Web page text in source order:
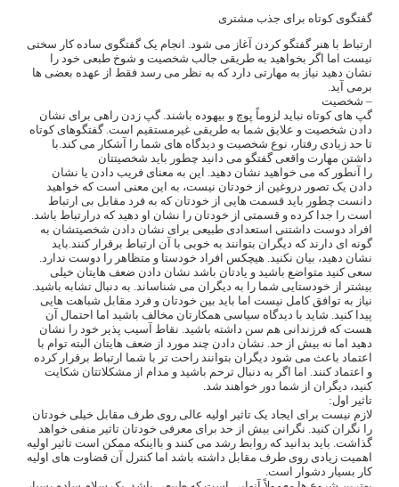
گفتگوی کوتاه برای جذب مشتری
ارتباط با هنر گفتگو کردن آغاز می شود. انجام یک گفتگوی ساده کار سختی
نیست اما اگر بخواهید به طریقی جالب شخصیت و شوخ طبعی خود را
نشان دهید نیاز به مهارتی دارد که به نظر می رسد فقط از عهده بعضی ها
برمی آید.
– شخصیت
گپ های کوتاه نباید لزوماً پوچ و بیهوده باشند. گپ زدن راهی برای نشان
دادن شخصیت و علایق شما به طریقی غیرمستقیم است. گفتگوهای کوتاه
تا حد زیادی رفتار، نوع شخصیت و دیدگاه های شما را آشکار می کند.با
داشتن مهارت واقعی گفتگو می دانید چطور باید شخصیتتان
را آنطور که می خواهید نشان دهید. این به معنای فریب دادن یا نشان
دادن یک تصور دروغین از خودتان نیست، به این معنی است که خواهید
دانست چطور باید قسمت هایی از خودتان که به فرد مقابل بی ارتباط
است را جدا کرده و قسمتی از خودتان را نشان او دهید که درارتباط باشد.
افراد دوست داشتنی استعدادی طبیعی برای نشان دادن شخصیتشان به
گونه ای دارند که دیگران بتوانند به خوبی با آن ارتباط برقرار کنند.باید
نشان دهید، بیان نکنید. هیچکس افراد خودستا و متظاهر را دوست ندارد.
سعی کنید متواضع باشید و یادتان باشد نشان دادن ضعف هایتان خیلی
بیشتر از خودستایی شما را به دیگران می شناساند. به دنبال تشابه باشید.
نیاز به توافق کامل نیست اما باید بین خودتان و فرد مقابل شباهت هایی
پیدا کنید. شاید با دیدگاه سیاسی همکارتان مخالف باشید اما احتمال آن
هست که فرزندانی هم سن داشته باشید. نقاط آسیب پذیر خود را نشان
دهید اما نه بیش از حد. نشان دادن چند مورد از ضعف هایتان البته توام با
اعتماد باعث می شود دیگران بتوانند راحت تر با شما ارتباط برقرار کرده
و اعتماد کنند. اما اگر به دنبال ترحم باشید و مدام از مشکلاتتان شکایت
کنید، دیگران از شما دور خواهند شد.
تاثیر اول:
لازم نیست برای ایجاد یک تاثیر اولیه عالی روی طرف مقابل خیلی خودتان
را نگران کنید. نگرانی بیش از حد برای معرفی خودتان تاثیر منفی خواهد
گذاشت. باید بدانید که روابط رشد می کنند و بااینکه ممکن است تاثیر اولیه
اهمیت زیادی روی طرف مقابل داشته باشد اما کنترل آن قضاوت های اولیه
کار بسیار دشوار است.